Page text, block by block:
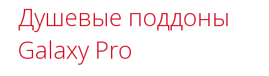
Душевые поддоны
Galaxy Pro